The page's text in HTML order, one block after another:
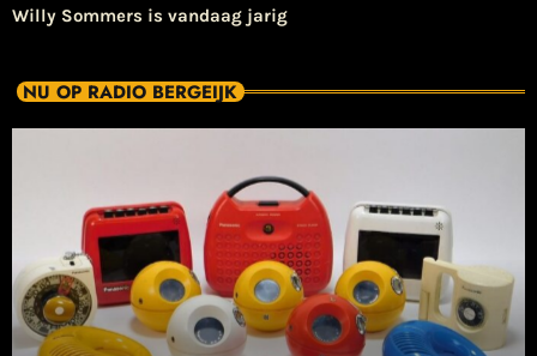
Willy Sommers is vandaag jarig
NU OP RADIO BERGEIJK